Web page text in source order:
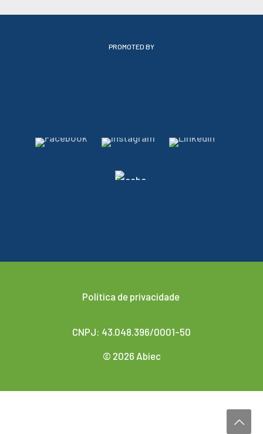
PROMOTED BY
Política de privacidade
CNPJ: 43.048.396/0001-50
© 2026 Abiec